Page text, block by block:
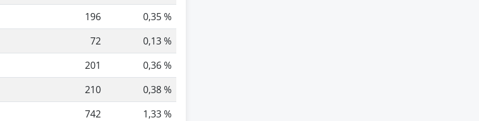
196
0,35 %
72
0,13 %
201
0,36 %
210
0,38 %
742
1,33 %